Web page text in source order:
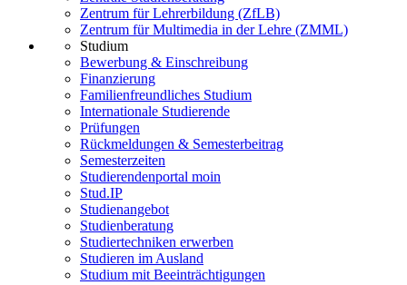
Zentrum für Lehrerbildung (ZfLB)
Zentrum für Multimedia in der Lehre (ZMML)
Studium
Bewerbung & Einschreibung
Finanzierung
Familienfreundliches Studium
Internationale Studierende
Prüfungen
Rückmeldungen & Semesterbeitrag
Semesterzeiten
Studierendenportal moin
Stud.IP
Studienangebot
Studienberatung
Studiertechniken erwerben
Studieren im Ausland
Studium mit Beeinträchtigungen